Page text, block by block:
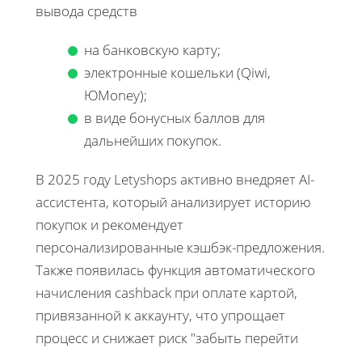
вывода средств
на банковскую карту;
электронные кошельки (Qiwi,
ЮMoney);
в виде бонусных баллов для
дальнейших покупок.
В 2025 году Letyshops активно внедряет AI-
ассистента, который анализирует историю
покупок и рекомендует
персонализированные кэшбэк-предложения.
Также появилась функция автоматического
начисления cashback при оплате картой,
привязанной к аккаунту, что упрощает
процесс и снижает риск "забыть перейти